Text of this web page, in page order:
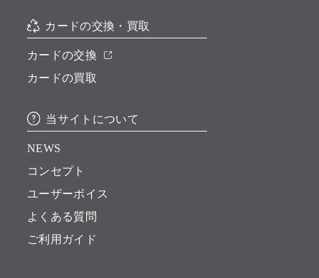
カードの交換・買取
カードの交換
カードの買取
当サイトについて
NEWS
コンセプト
ユーザーボイス
よくある質問
ご利用ガイド